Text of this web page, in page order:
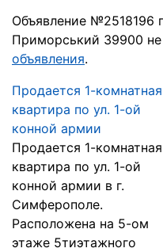
Объявление №2518196
Приморський 39900 не
объявления.
Продается 1-комнатная
квартира по ул. 1-ой
конной армии
Продается 1-комнатная
квартира по ул. 1-ой
конной армии в г.
Симферополе.
Расположена на 5-ом
этаже 5тиэтажного